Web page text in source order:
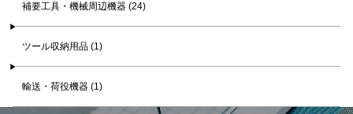
補要工具・機械周辺機器 (24)
ツール収納用品 (1)
輸送・荷役機器 (1)